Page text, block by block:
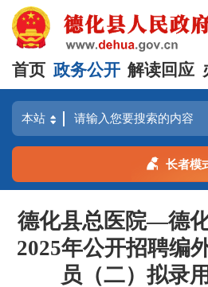
首页 政务公开 解读回应
长者模
德化县总医院—德
2025年公开招聘编
员（二）拟录